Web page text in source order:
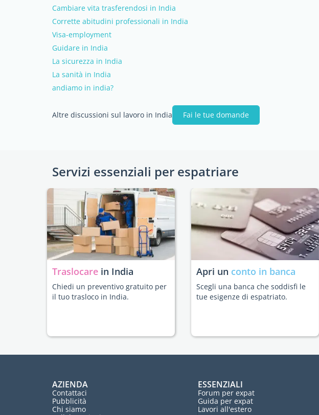
Cambiare vita trasferendosi in India
Corrette abitudini professionali in India
Visa-employment
Guidare in India
La sicurezza in India
La sanità in India
andiamo in india?
Altre discussioni sul lavoro in India Fai le tue domande
Servizi essenziali per espatriare
Traslocare in India
Chiedi un preventivo gratuito per
il tuo trasloco in India.
Apri un conto in banca
Scegli una banca che soddisfi le
tue esigenze di espatriato.
AZIENDA
Contattaci
Pubblicità
Chi siamo
ESSENZIALI
Forum per expat
Guida per expat
Lavori all'estero